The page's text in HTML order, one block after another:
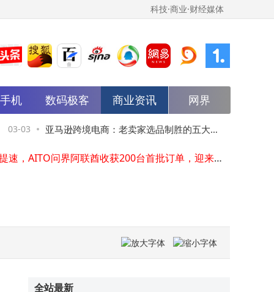
科技·商业·财经媒体
机 数码极客 商业资讯 网界
03 亚马逊跨境电商：老卖家选品制胜的五大维
度与新手逆袭成长路径
在阿姆斯特丹泛欧交易所上市的SWI Stoneweg Icona Group签署协议，收购一家美国数据中心公司的重要股权，以扩大其数字足迹
ATFX 强化全球金融枢纽布局 推动国际市场影响力持续提升
2026电竞显示器谁才是真王者？Tandem WOLED叠曜屏技术深度解析
尚乘数科公布全年业绩，营收增长565.7%，净收入增长132.7%，净资产增长280.2%
乐的AI新零售革命：当潮玩IP遇见具身智能机器人
毛里求斯商业银行有限公司成功完成4.5亿美元银团定期贷款
全站最新